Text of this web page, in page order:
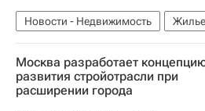
Новости - Недвижимость Жилье
Проект
Россия
Москва разработает
развития стройотрасли при
расширении города